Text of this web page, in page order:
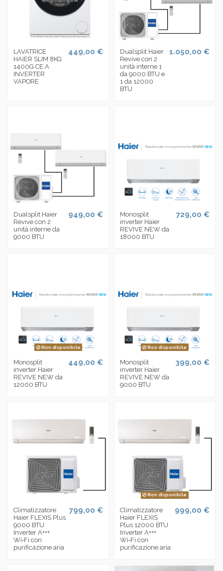
LAVATRICE
HAIER SLIM 8KG
1400G CE.A
INVERTER
VAPORE
449,00 €
Dualsplit Haier
Revive con 2
unità interne 1
da 9000 BTU e
1 da 12000
BTU
1.050,00 €
Dualsplit Haier
Revive con 2
unità interne da
9000 BTU
949,00 €
Monosplit
inverter Haier
REVIVE NEW da
18000 BTU
729,00 €
Non disponibile
Monosplit
inverter Haier
REVIVE NEW da
12000 BTU
449,00 €
Non disponibile
Monosplit
inverter Haier
REVIVE NEW da
9000 BTU
399,00 €
Climatizzatore
Haier FLEXIS Plus
9000 BTU
Inverter A+++
Wi‑Fi con
purificazione aria
799,00 €
Non disponibile
Climatizzatore
Haier FLEXIS
Plus 12000 BTU
Inverter A+++
Wi‑Fi con
purificazione aria
999,00 €